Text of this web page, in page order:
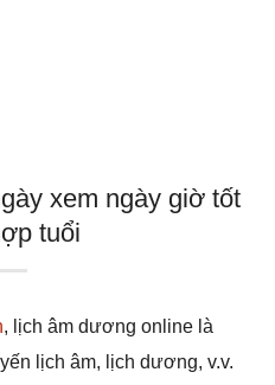
xem ngày giờ tốt
tuổi
, lịch âm dương online là
lịch âm, lịch dương, v.v.